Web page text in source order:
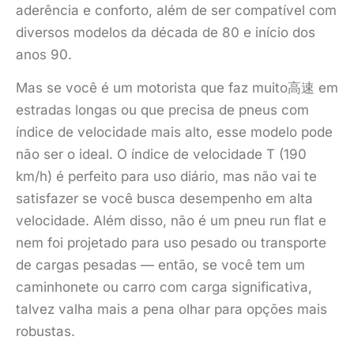
aderência e conforto, além de ser compatível com
diversos modelos da década de 80 e início dos
anos 90.
Mas se você é um motorista que faz muito高速 em
estradas longas ou que precisa de pneus com
índice de velocidade mais alto, esse modelo pode
não ser o ideal. O índice de velocidade T (190
km/h) é perfeito para uso diário, mas não vai te
satisfazer se você busca desempenho em alta
velocidade. Além disso, não é um pneu run flat e
nem foi projetado para uso pesado ou transporte
de cargas pesadas — então, se você tem um
caminhonete ou carro com carga significativa,
talvez valha mais a pena olhar para opções mais
robustas.